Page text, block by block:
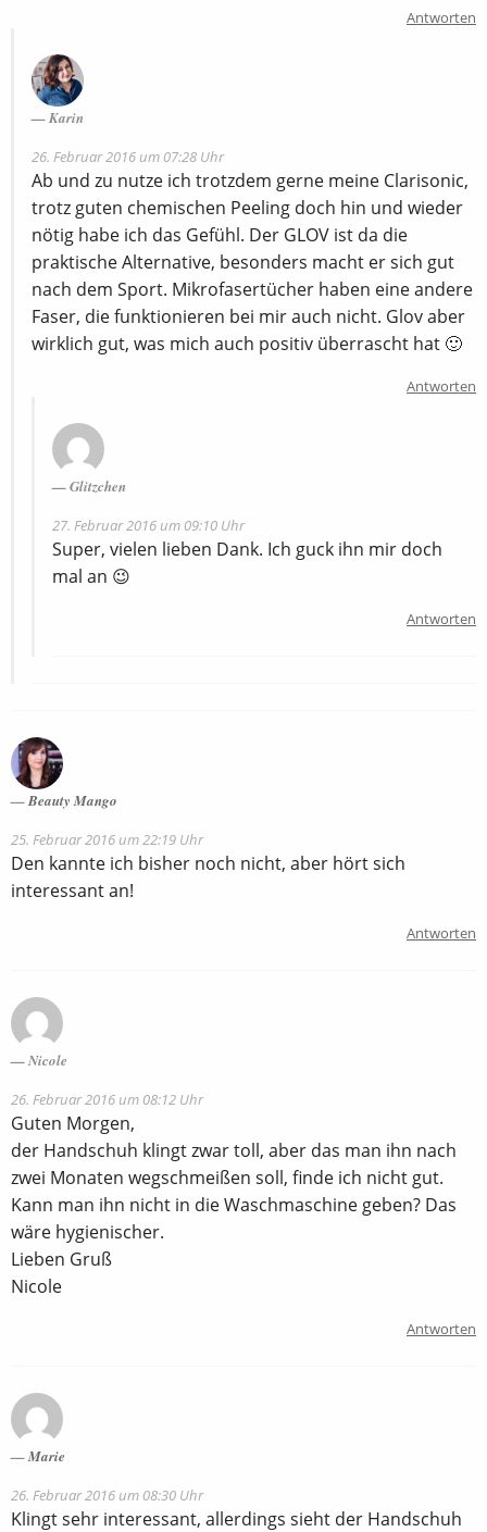
Antworten
Karin
26. Februar 2016 um 07:28 Uhr
Ab und zu nutze ich trotzdem gerne meine Clarisonic,
trotz guten chemischen Peeling doch hin und wieder
nötig habe ich das Gefühl. Der GLOV ist da die
praktische Alternative, besonders macht er sich gut
nach dem Sport. Mikrofasertücher haben eine andere
Faser, die funktionieren bei mir auch nicht. Glov aber
wirklich gut, was mich auch positiv überrascht hat 🙂
Antworten
Glitzchen
27. Februar 2016 um 09:10 Uhr
Super, vielen lieben Dank. Ich guck ihn mir doch
mal an 😉
Antworten
Beauty Mango
25. Februar 2016 um 22:19 Uhr
Den kannte ich bisher noch nicht, aber hört sich
interessant an!
Antworten
Nicole
26. Februar 2016 um 08:12 Uhr
Guten Morgen,
der Handschuh klingt zwar toll, aber das man ihn nach
zwei Monaten wegschmeißen soll, finde ich nicht gut.
Kann man ihn nicht in die Waschmaschine geben? Das
wäre hygienischer.
Lieben Gruß
Nicole
Antworten
Marie
26. Februar 2016 um 08:30 Uhr
Klingt sehr interessant, allerdings sieht der Handschuh